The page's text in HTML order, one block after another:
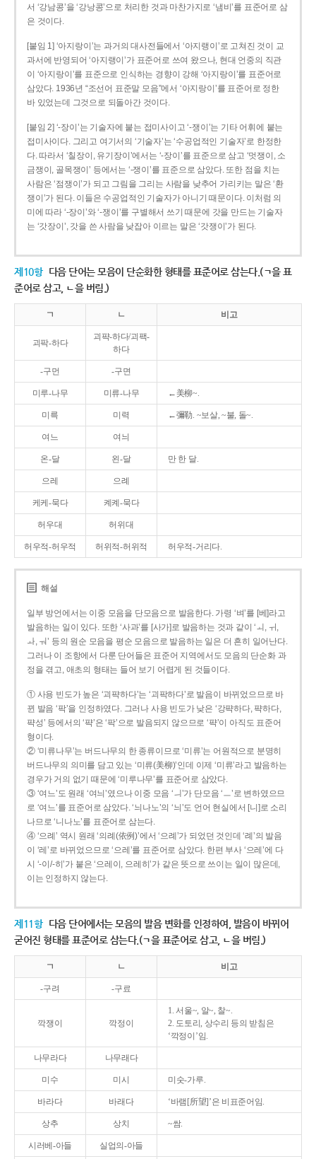
서 ‘강남콩’을 ‘강낭콩’으로 처리한 것과 마찬가지로 ‘냄비’를 표준어로 삼
은 것이다.
[붙임 1] ‘아지랑이’는 과거의 대사전들에서 ‘아지랭이’로 고쳐진 것이 교
과서에 반영되어 ‘아지랭이’가 표준어로 쓰여 왔으나, 현대 언중의 직관
이 ‘아지랑이’를 표준으로 인식하는 경향이 강해 ‘아지랑이’를 표준어로
삼았다. 1936년 “조선어 표준말 모음”에서 ‘아지랑이’를 표준어로 정한
바 있었는데 그것으로 되돌아간 것이다.
[붙임 2] ‘-장이’는 기술자에 붙는 접미사이고 ‘-쟁이’는 기타 어휘에 붙는
접미사이다. 그리고 여기서의 ‘기술자’는 ‘수공업적인 기술자’로 한정한
다. 따라서 ‘칠장이, 유기장이’에서는 ‘-장이’를 표준으로 삼고 ‘멋쟁이, 소
금쟁이, 골목쟁이’ 등에서는 ‘-쟁이’를 표준으로 삼았다. 또한 점을 치는
사람은 ‘점쟁이’가 되고 그림을 그리는 사람을 낮추어 가리키는 말은 ‘환
쟁이’가 된다. 이들은 수공업적인 기술자가 아니기 때문이다. 이처럼 의
미에 따라 ‘-장이’와 ‘-쟁이’를 구별해서 쓰기 때문에 갓을 만드는 기술자
는 ‘갓장이’, 갓을 쓴 사람을 낮잡아 이르는 말은 ‘갓쟁이’가 된다.
제10항 다음 단어는 모음이 단순화한 형태를 표준어로 삼는다.(ㄱ을 표
준어로 삼고, ㄴ을 버림.)
ㄱ ㄴ 비고
괴팍-하다
괴퍅-하다/괴팩-
하다
-구먼 -구면
미루-나무 미류-나무 ←美柳~.
미륵 미력 ←彌勒. ~보살, ~불, 돌~.
여느 여늬
온-달 왼-달 만 한 달.
으레 으례
케케-묵다 켸켸-묵다
허우대 허위대
허우적-허우적 허위적-허위적 허우적-거리다.
해설
일부 방언에서는 이중 모음을 단모음으로 발음한다. 가령 ‘벼’를 [베]라고
발음하는 일이 있다. 또한 ‘사과’를 [사가]로 발음하는 것과 같이 ‘ㅚ, ㅟ,
ㅘ, ㅝ’ 등의 원순 모음을 평순 모음으로 발음하는 일은 더 흔히 일어난다.
그러나 이 조항에서 다룬 단어들은 표준어 지역에서도 모음의 단순화 과
정을 겪고, 애초의 형태는 들어 보기 어렵게 된 것들이다.
① 사용 빈도가 높은 ‘괴퍅하다’는 ‘괴팍하다’로 발음이 바뀌었으므로 바
뀐 발음 ‘팍’을 인정하였다. 그러나 사용 빈도가 낮은 ‘강퍅하다, 퍅하다,
퍅성’ 등에서의 ‘퍅’은 ‘팍’으로 발음되지 않으므로 ‘퍅’이 아직도 표준어
형이다.
② ‘미류나무’는 버드나무의 한 종류이므로 ‘미류’는 어원적으로 분명히
버드나무의 의미를 담고 있는 ‘미류(美柳)’인데 이제 ‘미류’라고 발음하는
경우가 거의 없기 때문에 ‘미루나무’를 표준어로 삼았다.
③ ‘여느’도 원래 ‘여늬’였으나 이중 모음 ‘ㅢ’가 단모음 ‘ㅡ’로 변하였으므
로 ‘여느’를 표준어로 삼았다. ‘늬나노’의 ‘늬’도 언어 현실에서 [니]로 소리
나므로 ‘니나노’를 표준어로 삼는다.
④ ‘으례’ 역시 원래 ‘의례(依例)’에서 ‘으례’가 되었던 것인데 ‘례’의 발음
이 ‘레’로 바뀌었으므로 ‘으레’를 표준어로 삼았다. 한편 부사 ‘으레’에 다
시 ‘-이/-히’가 붙은 ‘으레이, 으레히’가 같은 뜻으로 쓰이는 일이 많은데,
이는 인정하지 않는다.
제11항 다음 단어에서는 모음의 발음 변화를 인정하여, 발음이 바뀌어
굳어진 형태를 표준어로 삼는다.(ㄱ을 표준어로 삼고, ㄴ을 버림.)
ㄱ ㄴ 비고
-구려 -구료
깍쟁이 깍정이
1. 서울~, 알~, 찰~.
2. 도토리, 상수리 등의 받침은
‘깍정이’임.
나무라다 나무래다
미수 미시 미숫-가루.
바라다 바래다 ‘바램[所望]’은 비표준어임.
상추 상치 ~쌈.
시러베-아들 실업의-아들